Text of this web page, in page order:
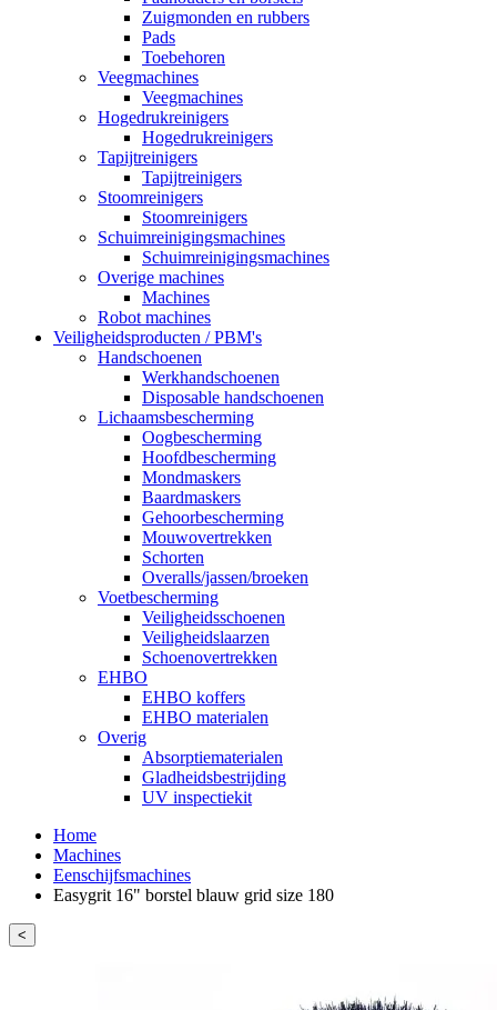
Zuigmonden en rubbers
Pads
Toebehoren
Veegmachines
Veegmachines
Hogedrukreinigers
Hogedrukreinigers
Tapijtreinigers
Tapijtreinigers
Stoomreinigers
Stoomreinigers
Schuimreinigingsmachines
Schuimreinigingsmachines
Overige machines
Machines
Robot machines
Veiligheidsproducten / PBM's
Handschoenen
Werkhandschoenen
Disposable handschoenen
Lichaamsbescherming
Oogbescherming
Hoofdbescherming
Mondmaskers
Baardmaskers
Gehoorbescherming
Mouwovertrekken
Schorten
Overalls/jassen/broeken
Voetbescherming
Veiligheidsschoenen
Veiligheidslaarzen
Schoenovertrekken
EHBO
EHBO koffers
EHBO materialen
Overig
Absorptiematerialen
Gladheidsbestrijding
UV inspectiekit
Home
Machines
Eenschijfsmachines
Easygrit 16" borstel blauw grid size 180
<